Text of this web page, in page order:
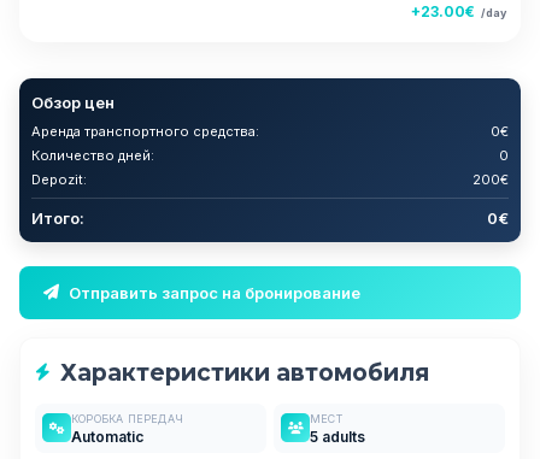
+23.00€ /day
Обзор цен
Аренда транспортного средства:
0€
Количество дней:
0
Depozit:
200€
Итого: 0€
Отправить запрос на бронирование
Характеристики автомобиля
КОРОБКА ПЕРЕДАЧ
Automatic
МЕСТ
5 adults